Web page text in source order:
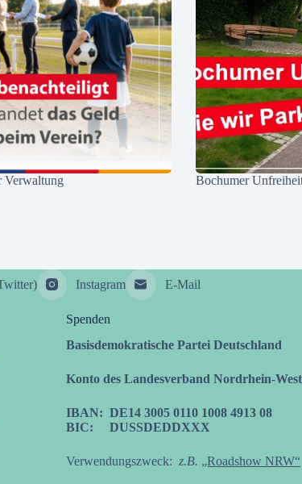
Verwaltung Bochumer
Instagram
E-Mail
Spenden
Basisdemokratische Partei Deutschland
Konto des Landesverband Nordrhein-
IBAN: DE14 3005 0110 1008 4913 08
BIC: DUSSDEDDXXX
Verwendungszweck: z.B. „Roadshow NRW“